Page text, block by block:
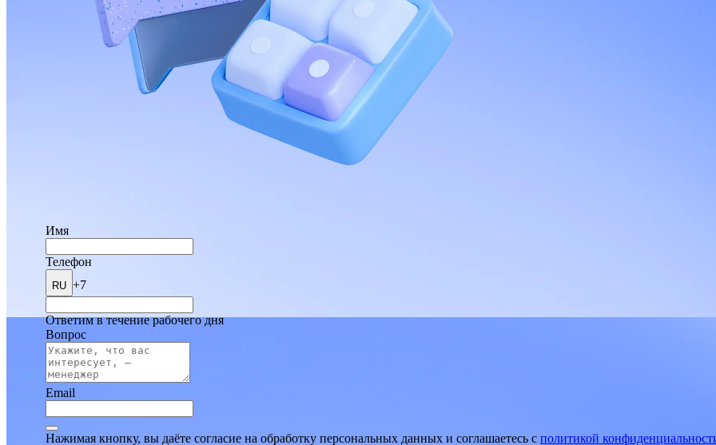
Имя
Телефон
RU +7
Ответим в течение рабочего дня
Вопрос
Email
Нажимая кнопку, вы даёте согласие на обработку персональных данных и соглашаетесь c политикой